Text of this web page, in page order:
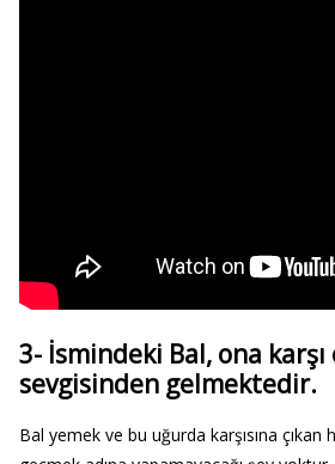
3- İsmindeki Bal, ona karşı
sevgisinden gelmektedir.
Bal yemek ve bu uğurda karşısına çıkan